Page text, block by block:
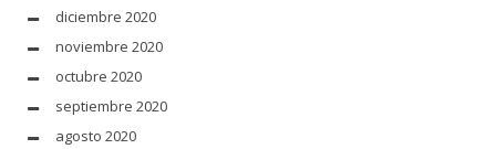
diciembre 2020
noviembre 2020
octubre 2020
septiembre 2020
agosto 2020